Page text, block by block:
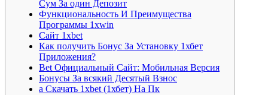
Сум За один Депозит
Функциональность И Преимущества
Программы 1xwin
Сайт 1xbet
Как получить Бонус За Установку 1хбет
Приложения?
Bet Официальный Сайт: Мобильная Версия
Бонусы За всякий Десятый Взнос
а Скачать 1xbet (1хбет) На Пк